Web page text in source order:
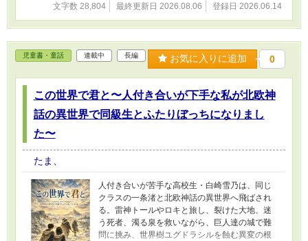
文字数 28,804 最終更新日 2026.08.06 登録日 2026.06.14
児童書・童話 連載中 長編 お気に入りに追加 0
この世界で君と〜人付き合いが下手な私が北欧神
話の異世界で同級生とふたりぼっちになりまし
た〜
たま、
人付き合いが苦手な高校生・白崎雪乃は、同じ
クラスの一条渚と北欧神話の異世界へ飛ばされ
る。雷神トールやロキと旅し、裂けた大地、迷
う死者、濁る泉を救いながら、巨人達の城で難
問に挑み、世界樹ユグドラシルを蝕む異変の根